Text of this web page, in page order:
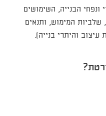
ונפחי הבנייה, השימושים
שלביות המימוש, ותנאים
והיתרי בנייה).